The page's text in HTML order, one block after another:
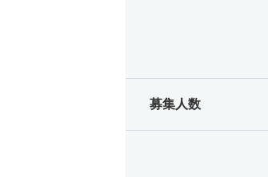
募集人数